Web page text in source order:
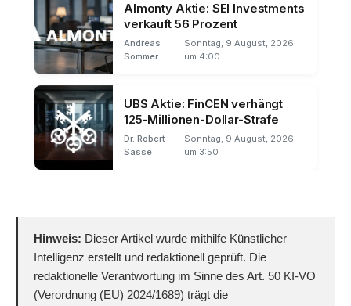
Almonty Aktie: SEI Investments
verkauft 56 Prozent
Andreas
Sommer
Sonntag, 9 August, 2026
um 4:00
UBS Aktie: FinCEN verhängt
125-Millionen-Dollar-Strafe
Dr. Robert
Sasse
Sonntag, 9 August, 2026
um 3:50
Hinweis: Dieser Artikel wurde mithilfe Künstlicher
Intelligenz erstellt und redaktionell geprüft. Die
redaktionelle Verantwortung im Sinne des Art. 50 KI-VO
(Verordnung (EU) 2024/1689) trägt die